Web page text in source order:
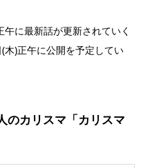
に最新話が更新されていく
)正午に公開を予定してい
のカリスマ「カリスマ